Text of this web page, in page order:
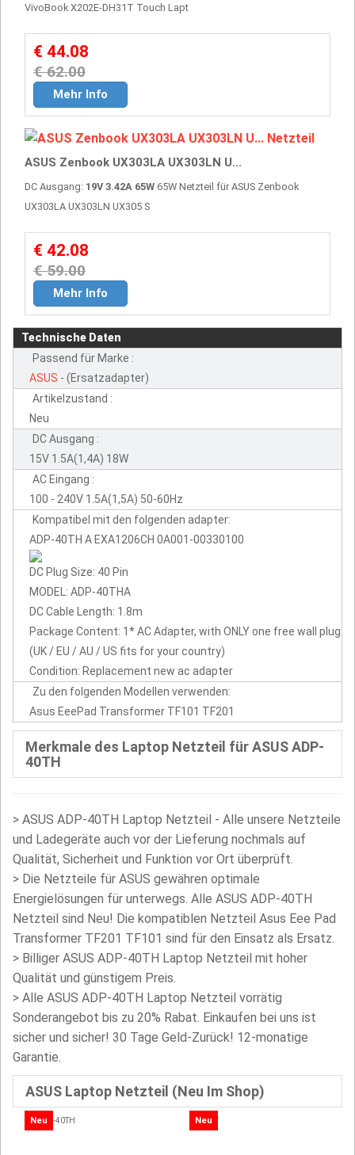
VivoBook X202E-DH31T Touch Lapt
€ 44.08
€ 62.00
Mehr Info
ASUS Zenbook UX303LA UX303LN U...
DC Ausgang: 19V 3.42A 65W 65W Netzteil für ASUS Zenbook
UX303LA UX303LN UX305 S
€ 42.08
€ 59.00
Mehr Info
Technische Daten
Passend für Marke :
ASUS - (Ersatzadapter)
Artikelzustand :
Neu
DC Ausgang :
15V 1.5A(1,4A) 18W
AC Eingang :
100 - 240V 1.5A(1,5A) 50-60Hz
Kompatibel mit den folgenden adapter:
ADP-40TH A EXA1206CH 0A001-00330100
DC Plug Size: 40 Pin
MODEL: ADP-40THA
DC Cable Length: 1.8m
Package Content: 1* AC Adapter, with ONLY one free wall plug
(UK / EU / AU / US fits for your country)
Condition: Replacement new ac adapter
Zu den folgenden Modellen verwenden:
Asus EeePad Transformer TF101 TF201
Merkmale des Laptop Netzteil für ASUS ADP-
40TH
> ASUS ADP-40TH Laptop Netzteil - Alle unsere Netzteile
und Ladegeräte auch vor der Lieferung nochmals auf
Qualität, Sicherheit und Funktion vor Ort überprüft.
> Die Netzteile für ASUS gewähren optimale
Energielösungen für unterwegs. Alle ASUS ADP-40TH
Netzteil sind Neu! Die kompatiblen Netzteil Asus Eee Pad
Transformer TF201 TF101 sind für den Einsatz als Ersatz.
> Billiger ASUS ADP-40TH Laptop Netzteil mit hoher
Qualität und günstigem Preis.
> Alle ASUS ADP-40TH Laptop Netzteil vorrätig
Sonderangebot bis zu 20% Rabat. Einkaufen bei uns ist
sicher und sicher! 30 Tage Geld-Zurück! 12-monatige
Garantie.
ASUS Laptop Netzteil (Neu Im Shop)
Neu Neu